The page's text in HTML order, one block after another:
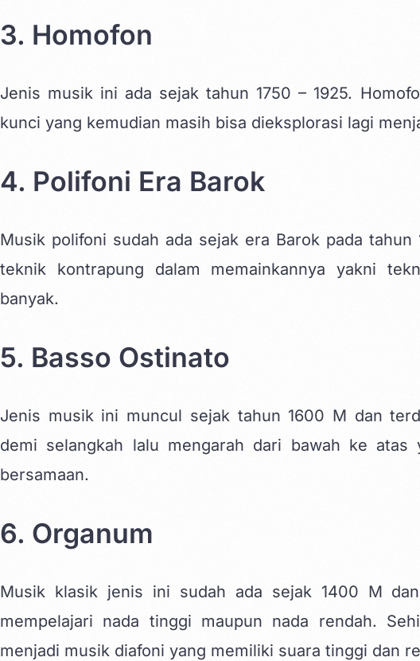
3. Homofon
Jenis musik ini ada sejak tahun 1750 – 1925.
kunci yang kemudian masih bisa dieksplorasi lagi
4. Polifoni Era Barok
Musik polifoni sudah ada sejak era Barok pada
teknik kontrapung dalam memainkannya yakni
banyak.
5. Basso Ostinato
Jenis musik ini muncul sejak tahun 1600 M dan
demi selangkah lalu mengarah dari bawah ke atas
bersamaan.
6. Organum
Musik klasik jenis ini sudah ada sejak 1400 M
mempelajari nada tinggi maupun nada rendah.
menjadi musik diafoni yang memiliki suara tinggi dan